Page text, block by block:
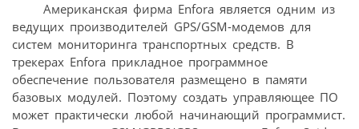
Американская фирма Enfora является одним из
ведущих производителей GPS/GSM-модемов для
систем мониторинга транспортных средств. В
трекерах Enfora прикладное программное
обеспечение пользователя размещено в памяти
базовых модулей. Поэтому создать управляющее ПО
может практически любой начинающий программист.